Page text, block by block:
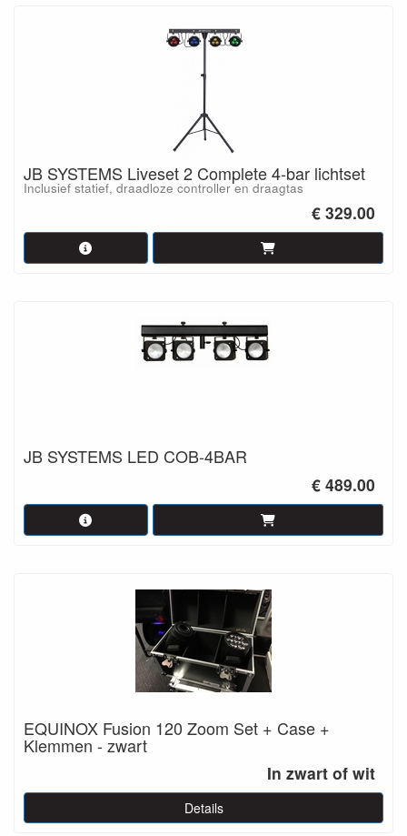
JB SYSTEMS Liveset 2 Complete 4-bar lichtset
Inclusief statief, draadloze controller en draagtas
€ 329.00
JB SYSTEMS LED COB-4BAR
€ 489.00
EQUINOX Fusion 120 Zoom Set + Case +
Klemmen - zwart
In zwart of wit
Details